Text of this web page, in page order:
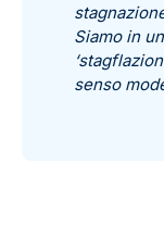
Siamo in
senso